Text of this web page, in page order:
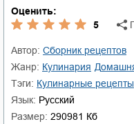
Оценить:
5
Автор:
Сборник рецептов
Жанр:
кулинария
Тэги:
кулинарные рецепты
Язык: Русский
Размер: 290981 Кб